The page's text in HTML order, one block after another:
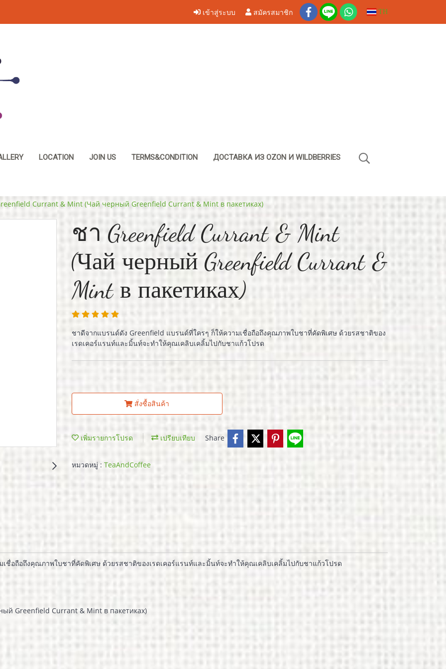
เข้าสู่ระบบ สมัครสมาชิก TH
LOCATION JOIN US TERMS&CONDITION ДОСТАВКА ИЗ OZON И WILDBERRIES
Currant & Mint (Чай черный Greenfield Currant & Mint в пакетиках)
ชา Greenfield Currant & Mint
(Чай черный Greenfield Currant &
Mint в пакетиках)
ชาดีจากแบรนด์ดัง Greenfield แบรนด์ที่ใครๆ ก็ให้ความเชื่อถือถึงคุณภาพใบชาที่คัดพิเศษ ด้วยรสชาติของ
เรดเคอร์แรนท์และมิ้นท์จะทำให้คุณเคลิบเคลิ้มไปกับชาแก้วโปรด
สั่งซื้อสินค้า
เพิ่มรายการโปรด เปรียบเทียบ Share
หมวดหมู่ : TeaAndCoffee
ชื่อถือถึงคุณภาพใบชาที่คัดพิเศษ ด้วยรสชาติของเรดเคอร์แรนท์และมิ้นท์จะทำให้คุณเคลิบเคลิ้มไปกับชาแก้วโปรด
Greenfield Currant & Mint в пакетиках)